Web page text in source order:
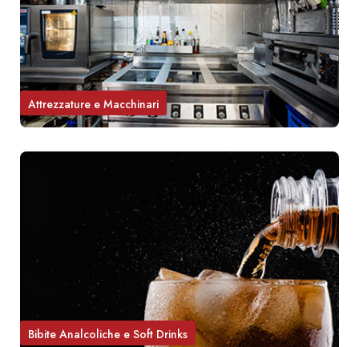
Attrezzature e Macchinari
Bibite Analcoliche e Soft Drinks